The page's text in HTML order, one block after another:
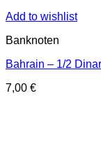
Add to wishlist
Banknoten
Bahrain – 1/2
7,00 €